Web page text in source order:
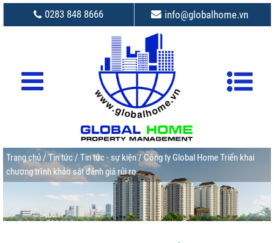
0283 848 8666 info@globalhome.vn
Trang chủ/Tin tức/ Tin tức - sự kiện/ Công ty Global Home Triển khai
chương trình khảo sát đánh giá rủi ro